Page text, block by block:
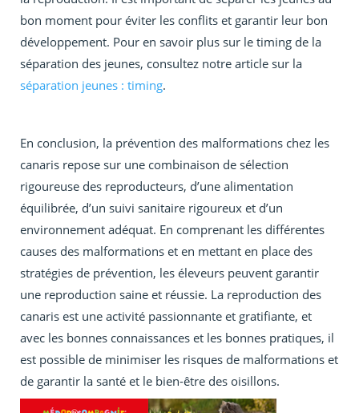
bon moment pour éviter les conflits et garantir leur bon
développement. Pour en savoir plus sur le timing de la
séparation des jeunes, consultez notre article sur la
séparation jeunes : timing.
En conclusion, la prévention des malformations chez les
canaris repose sur une combinaison de sélection
rigoureuse des reproducteurs, d’une alimentation
équilibrée, d’un suivi sanitaire rigoureux et d’un
environnement adéquat. En comprenant les différentes
causes des malformations et en mettant en place des
stratégies de prévention, les éleveurs peuvent garantir
une reproduction saine et réussie. La reproduction des
canaris est une activité passionnante et gratifiante, et
avec les bonnes connaissances et les bonnes pratiques, il
est possible de minimiser les risques de malformations et
de garantir la santé et le bien-être des oisillons.